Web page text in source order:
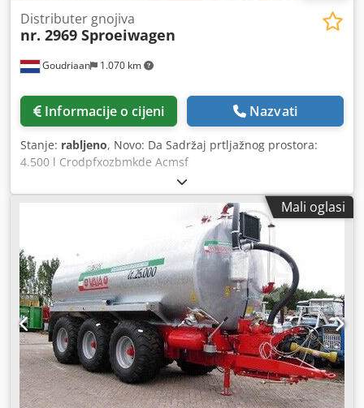
Goudriaan 1.070 km
Distributer gnojiva
nr. 2969 Sproeiwagen
Informacije o cijeni Nazvati
Stanje: rabljeno, Novo: Da Sadržaj prtljažnog prostora:
4.500 l Crodpfxozbmkde Acmsf
Mali oglasi